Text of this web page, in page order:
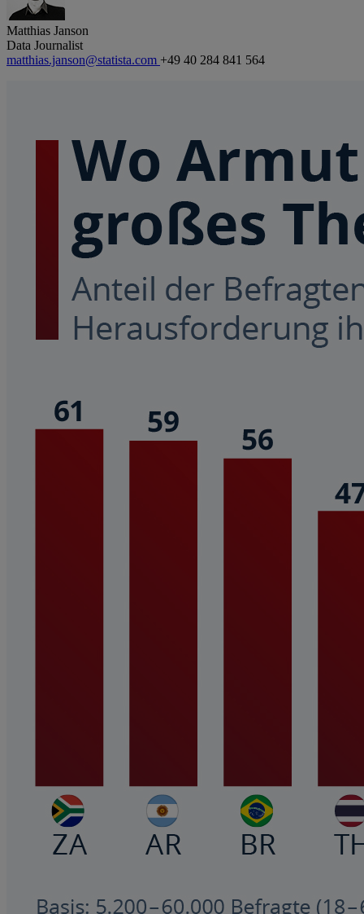
Matthias Janson
Data Journalist
matthias.janson@statista.com +49 40 284 841 564